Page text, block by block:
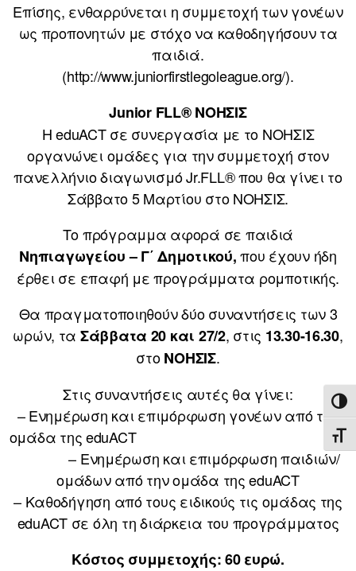
Επίσης, ενθαρρύνεται η συμμετοχή των γονέων
ως προπονητών με στόχο να καθοδηγήσουν τα
παιδιά.
(http://www.juniorfirstlegoleague.org/).
Junior FLL® ΝΟΗΣΙΣ
Η eduACT σε συνεργασία με το ΝΟΗΣΙΣ
οργανώνει ομάδες για την συμμετοχή στον
πανελλήνιο διαγωνισμό Jr.FLL® που θα γίνει το
Σάββατο 5 Μαρτίου στο ΝΟΗΣΙΣ.
Το πρόγραμμα αφορά σε παιδιά
Νηπιαγωγείου – Γ΄ Δημοτικού,που έχουν ήδη
έρθει σε επαφή με προγράμματα ρομποτικής.
Θα πραγματοποιηθούν δύο συναντήσεις των 3
ωρών, τα Σάββατα 20 και 27/2, στις 13.30-16.30,
στοΝΟΗΣΙΣ.
Στις συναντήσεις αυτές θα γίνει:
– Ενημέρωση και επιμόρφωση γονέων από την
ομάδα της eduACT
– Ενημέρωση και επιμόρφωση παιδιών/
ομάδων από την ομάδα της eduACT
– Καθοδήγηση από τους ειδικούς τις ομάδας της
eduACT σε όλη τη διάρκεια του προγράμματος
Κόστος συμμετοχής: 60 ευρώ.